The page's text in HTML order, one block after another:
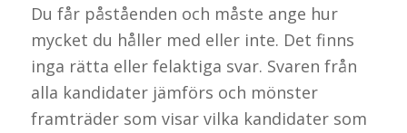
Du får påståenden och måste ange hur
mycket du håller med eller inte. Det finns
inga rätta eller felaktiga svar. Svaren från
alla kandidater jämförs och mönster
framträder som visar vilka kandidater som